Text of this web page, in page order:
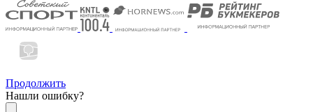
Продолжить
Нашли ошибку?